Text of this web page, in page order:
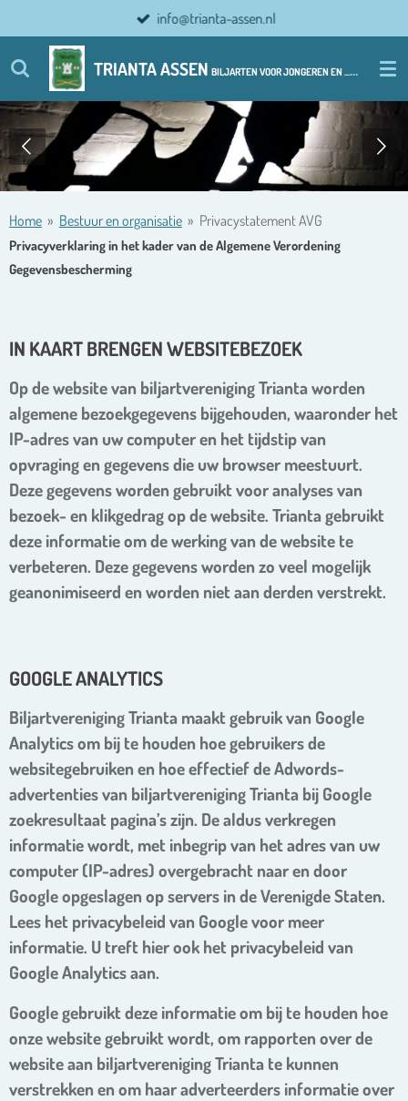
direct
naar
hoofdinhoud
TRIANTA ASSEN BILJARTEN VOOR JONGEREN EN ................ OUDERE JONGEREN
info@trianta-assen.nl
Home » Bestuur en organisatie » Privacystatement AVG
Privacyverklaring in het kader van de Algemene Verordening
Gegevensbescherming
IN KAART BRENGEN WEBSITEBEZOEK
Op de website van biljartvereniging Trianta worden
algemene bezoekgegevens bijgehouden, waaronder het
IP-adres van uw computer en het tijdstip van
opvraging en gegevens die uw browser meestuurt.
Deze gegevens worden gebruikt voor analyses van
bezoek- en klikgedrag op de website. Trianta gebruikt
deze informatie om de werking van de website te
verbeteren. Deze gegevens worden zo veel mogelijk
geanonimiseerd en worden niet aan derden verstrekt.
GOOGLE ANALYTICS
Biljartvereniging Trianta maakt gebruik van Google
Analytics om bij te houden hoe gebruikers de
websitegebruiken en hoe effectief de Adwords-
advertenties van biljartvereniging Trianta bij Google
zoekresultaat pagina’s zijn. De aldus verkregen
informatie wordt, met inbegrip van het adres van uw
computer (IP-adres) overgebracht naar en door
Google opgeslagen op servers in de Verenigde Staten.
Lees het privacybeleid van Google voor meer
informatie. U treft hier ook het privacybeleid van
Google Analytics aan.
Google gebruikt deze informatie om bij te houden hoe
onze website gebruikt wordt, om rapporten over de
website aan biljartvereniging Trianta te kunnen
verstrekken en om haar adverteerders informatie over